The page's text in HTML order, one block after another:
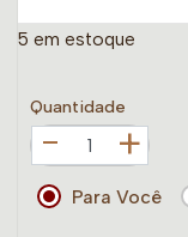
5 em estoque
Quantidade
+
Para Você